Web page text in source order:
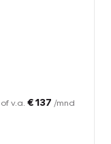
of v.a. € 137 /mnd